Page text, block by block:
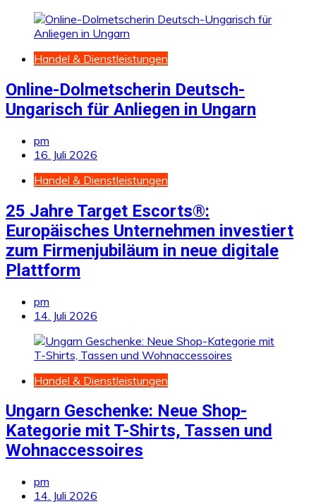
Handel & Dienstleistungen
Online-Dolmetscherin Deutsch-
Ungarisch für Anliegen in Ungarn
pm
16. Juli 2026
Handel & Dienstleistungen
25 Jahre Target Escorts®:
Europäisches Unternehmen investiert
zum Firmenjubiläum in neue digitale
Plattform
pm
14. Juli 2026
Handel & Dienstleistungen
Ungarn Geschenke: Neue Shop-
Kategorie mit T-Shirts, Tassen und
Wohnaccessoires
pm
14. Juli 2026